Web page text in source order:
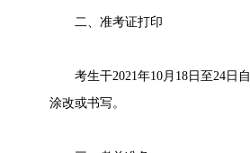
二、准考证打印
考生干2021年10月18日至24日自
涂改或书写。